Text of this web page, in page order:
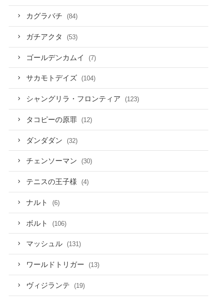
カグラバチ (84)
ガチアクタ (53)
ゴールデンカムイ (7)
サカモトデイズ (104)
シャングリラ・フロンティア (123)
タコピーの原罪 (12)
ダンダダン (32)
チェンソーマン (30)
テニスの王子様 (4)
ナルト (6)
ボルト (106)
マッシュル (131)
ワールドトリガー (13)
ヴィジランテ (19)